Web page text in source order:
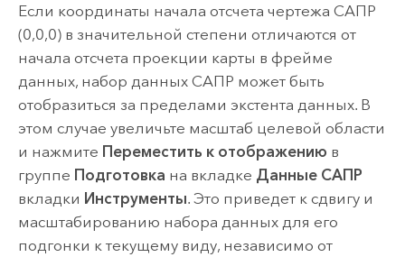
Если координаты начала отсчета чертежа САПР
(0,0,0) в значительной степени отличаются от
начала отсчета проекции карты в фрейме
данных, набор данных САПР может быть
отобразиться за пределами экстента данных. В
этом случае увеличьте масштаб целевой области
и нажмите Переместить к отображению в
группе Подготовка на вкладке Данные САПР
вкладки Инструменты. Это приведет к сдвигу и
масштабированию набора данных для его
подгонки к текущему виду, независимо от